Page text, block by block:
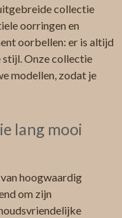
collectie
oorringen en
oorbellen: er is altijd
stijl. Onze collectie
modellen, zodat je
lang mooi
hoogwaardig
om zijn